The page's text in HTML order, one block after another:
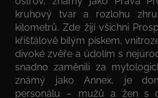
kruhový tvar a rozlohu
kilometrů. Zde žijí všichni
křišťálově bílým pískem,
divoké zvěře a údolím s
snadno zaměnili za
známý jako Annex, je
personálu – mužů a žen s